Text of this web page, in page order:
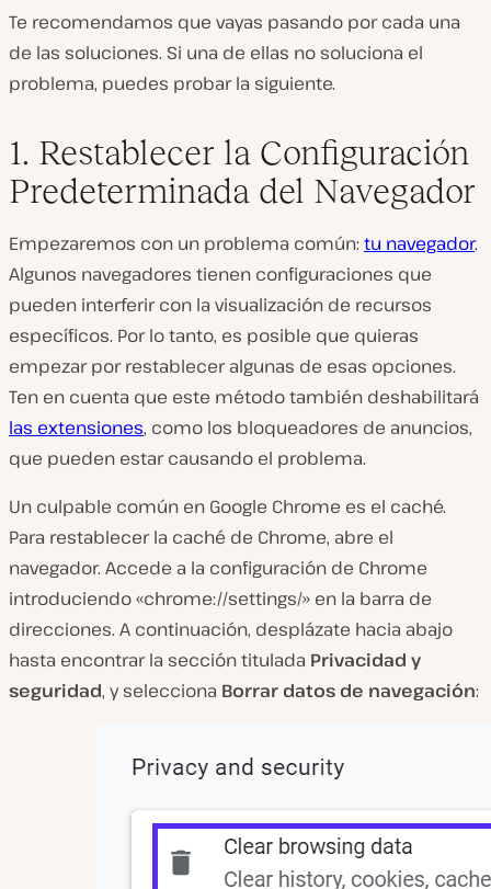
Te recomendamos que vayas pasando por cada una
de las soluciones. Si una de ellas no soluciona el
problema, puedes probar la siguiente.
1. Restablecer la Configuración
Predeterminada del Navegador
Empezaremos con un problema común: tu navegador.
Algunos navegadores tienen configuraciones que
pueden interferir con la visualización de recursos
específicos. Por lo tanto, es posible que quieras
empezar por restablecer algunas de esas opciones.
Ten en cuenta que este método también deshabilitará
las extensiones, como los bloqueadores de anuncios,
que pueden estar causando el problema.
Un culpable común en Google Chrome es el caché.
Para restablecer la caché de Chrome, abre el
navegador. Accede a la configuración de Chrome
introduciendo «chrome://settings/» en la barra de
direcciones. A continuación, desplázate hacia abajo
hasta encontrar la sección titulada Privacidad y
seguridad, y selecciona Borrar datos de navegación: